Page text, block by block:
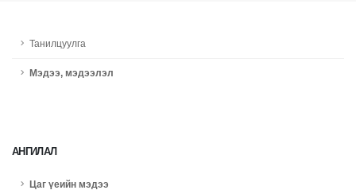
Танилцуулга
Мэдээ, мэдээлэл
АНГИЛАЛ
Цаг үеийн мэдээ